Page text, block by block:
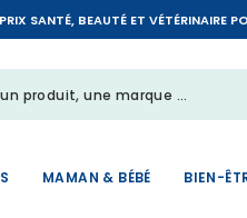
SANTÉ, BEAUTÉ ET VÉTÉRINAIRE
MAMAN & BÉBÉ BIEN-